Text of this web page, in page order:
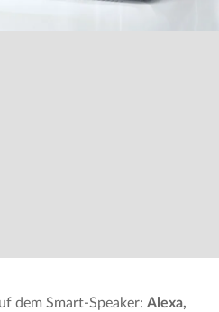
dem Smart-Speaker: Alexa,